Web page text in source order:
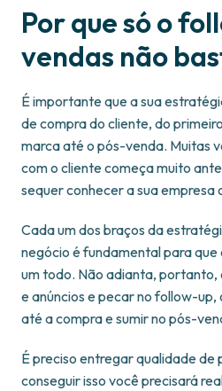
Por que só o
vendas não
É importante que a sua
de compra do cliente, do
marca até o pós-venda. Muitas
com o cliente começa muito
sequer conhecer a sua empresa
Cada um dos braços da
negócio é fundamental para
um todo. Não adianta, portanto,
e anúncios e pecar no follow-
até a compra e sumir no pós-
É preciso entregar qualidade de
conseguir isso você precisará